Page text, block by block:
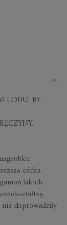
LODU, BY
córka
jakich
doprowadziły